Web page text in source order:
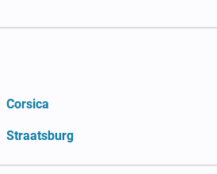
Corsica
Straatsburg